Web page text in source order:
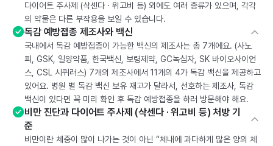
다이어트 주사제 (삭센다 · 위고비 등) 외에도 여러 종류가 있으며, 각각
의 약물은 다른 부작용을 보일 수 있습니다.
독감 예방접종 제조사와 백신
국내에서 독감 예방접종이 가능한 백신의 제조사는 총 7개에요. (사노
피, GSK, 일양약품, 한국백신, 보령제약, GC녹십자, SK 바이오사이언
스, CSL 시퀴러스) 7개의 제조사에서 11개의 4가 독감 백신을 제공하고
있어요. 병원 별 독감 백신 보유 재고가 달라서, 선호하는 제조사, 독감
백신이 있다면 꼭 미리 확인 후 독감 예방접종을 하러 방문해야 해요.
비만 진단과 다이어트 주사제 (삭센다 · 위고비 등) 처방 기
준
비만이란 체중이 많이 나가는 것이 아닌 “체내에 과다하게 많은 양의 체